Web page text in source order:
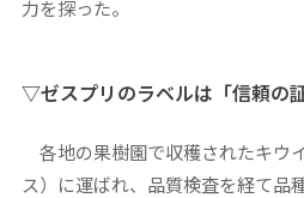
力を探った。
▽ゼスプリのラベルは「信頼の
各地の果樹園で収穫されたキウ
ス）に運ばれ、品質検査を経て品